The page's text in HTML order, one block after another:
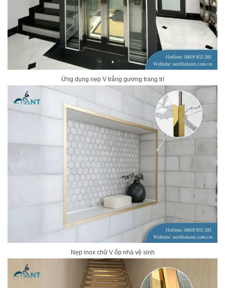
Ứng dụng nẹp V trắng gương trang trí
Nẹp inox chữ V ốp nhà vệ sinh